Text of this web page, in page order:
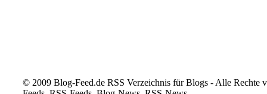
© 2009 Blog-Feed.de RSS Verzeichnis für Blogs - Alle Rechte